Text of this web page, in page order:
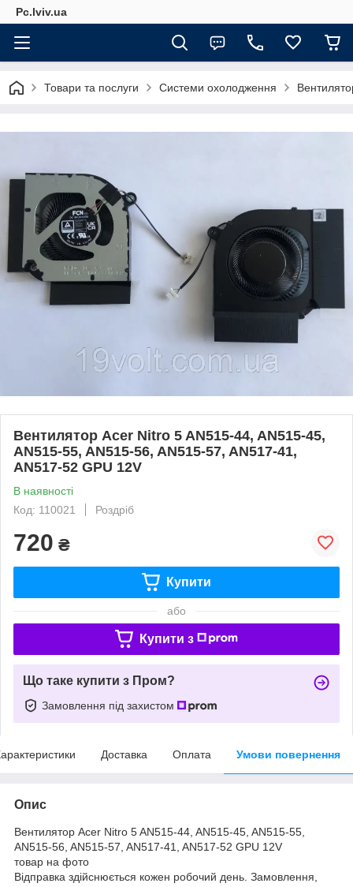
Pc.lviv.ua
Товари та послуги Системи охолодження
Вентилятор Acer Nitro 5 AN515-44, AN515-45,
AN515-55, AN515-56, AN515-57, AN517-41,
AN517-52 GPU 12V
В наявності
Код: 110021
Роздріб
720 ₴
Купити
або
Купити з
Що таке купити з Пром?
Замовлення під захистом
Доставка Оплата Умови повернення
Опис
Вентилятор Acer Nitro 5 AN515-44, AN515-45, AN515-55,
AN515-56, AN515-57, AN517-41, AN517-52 GPU 12V
товар на фото
Відправка здійснюється кожен робочий день. Замовлення,